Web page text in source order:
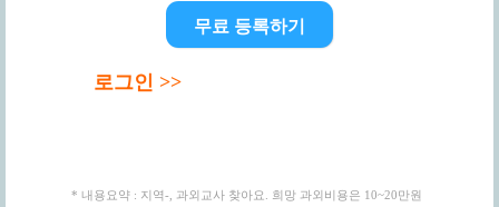
무료 등록하기
로그인 >>
* 내용요약 : 지역-, 과외교사 찾아요. 희망 과외비용은 10~20만원